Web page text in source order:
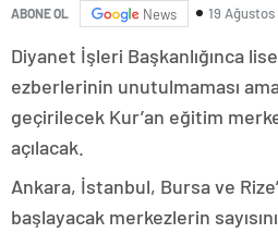
ABONE OL News 19
Diyanet İşleri Başkanlığınca
ezberlerinin unutulmaması
geçirilecek Kur’an eğitim
açılacak.
Ankara, İstanbul, Bursa ve
başlayacak merkezlerin